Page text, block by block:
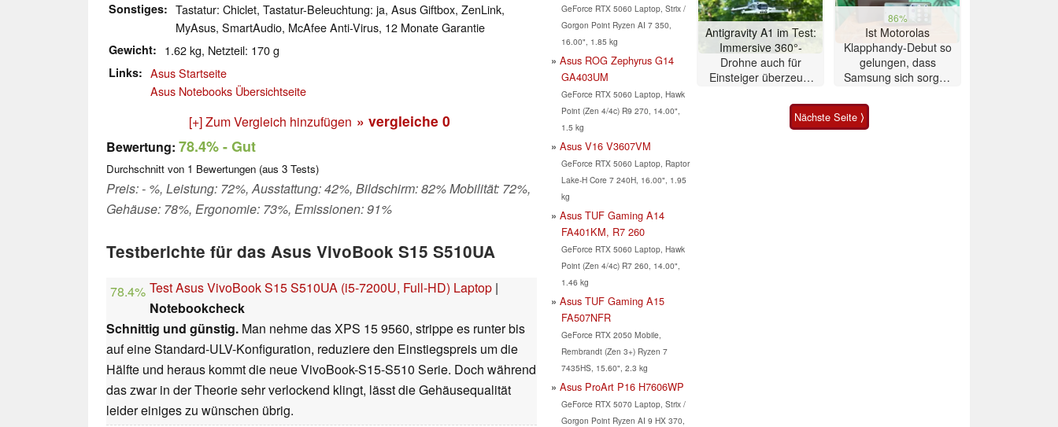
Sonstiges
Tastatur: Chiclet, Tastatur-Beleuchtung: ja, Asus Giftbox, ZenLink,
MyAsus, SmartAudio, McAfee Anti-Virus, 12 Monate Garantie
Gewicht 1.62 kg, Netzteil: 170 g
Links
Asus Startseite
Asus Notebooks Übersichtseite
[+] Zum Vergleich hinzufügen » vergleiche 0
Bewertung: 78.4%- Gut
Durchschnitt von 1 Bewertungen (aus 3 Tests)
Preis: - %, Leistung: 72%, Ausstattung: 42%, Bildschirm: 82% Mobilität: 72%,
Gehäuse: 78%, Ergonomie: 73%, Emissionen: 91%
Testberichte für das Asus VivoBook S15 S510UA
78.4% Test Asus VivoBook S15 S510UA (i5-7200U, Full-HD) Laptop |
Notebookcheck
Schnittig und günstig. Man nehme das XPS 15 9560, strippe es runter bis
auf eine Standard-ULV-Konfiguration, reduziere den Einstiegspreis um die
Hälfte und heraus kommt die neue VivoBook-S15-S510 Serie. Doch während
das zwar in der Theorie sehr verlockend klingt, lässt die Gehäusequalität
leider einiges zu wünschen übrig.
GeForce RTX 5060 Laptop, Strix /
Gorgon Point Ryzen AI 7 350,
16.00", 1.85 kg
Asus ROG Zephyrus G14
GA403UM
GeForce RTX 5060 Laptop, Hawk
Point (Zen 4/4c) R9 270, 14.00",
1.5 kg
Asus V16 V3607VM
GeForce RTX 5060 Laptop, Raptor
Lake-H Core 7 240H, 16.00", 1.95
kg
Asus TUF Gaming A14
FA401KM, R7 260
GeForce RTX 5060 Laptop, Hawk
Point (Zen 4/4c) R7 260, 14.00",
1.46 kg
Asus TUF Gaming A15
FA507NFR
GeForce RTX 2050 Mobile,
Rembrandt (Zen 3+) Ryzen 7
7435HS, 15.60", 2.3 kg
Asus ProArt P16 H7606WP
GeForce RTX 5070 Laptop, Strix /
Gorgon Point Ryzen AI 9 HX 370,
Antigravity A1 im Test:
Immersive 360°-
Drohne auch für
Einsteiger überzeugt
86%
Ist Motorolas
Klapphandy-Debut so
gelungen, dass
Samsung sich sorgen
Smartphone im Test
Nächste Seite ⟩